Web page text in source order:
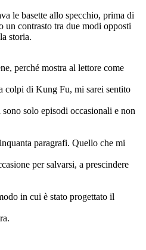
le basette allo specchio, prima di
un contrasto tra due modi opposti
storia.
perché mostra al lettore come
colpi di Kung Fu, mi sarei sentito
solo episodi occasionali e non
paragrafi. Quello che mi
per salvarsi, a prescindere
in cui è stato progettato il